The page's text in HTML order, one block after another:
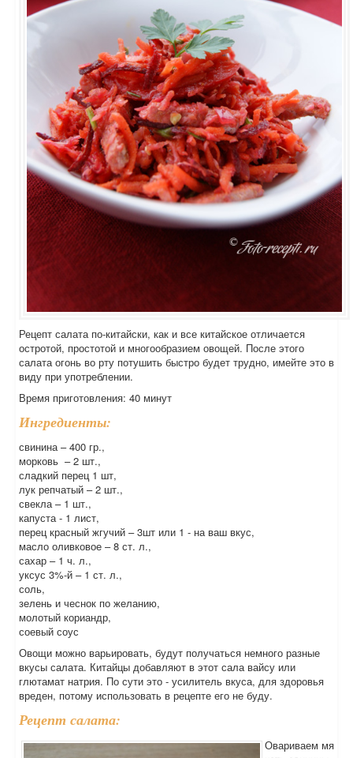
Рецепт салата по-китайски, как и все китайское отличается
остротой, простотой и многообразием овощей. После этого
салата огонь во рту потушить быстро будет трудно, имейте это в
виду при употреблении.
Время приготовления: 40 минут
Ингредиенты:
свинина – 400 гр.,
морковь – 2 шт.,
сладкий перец 1 шт,
лук репчатый – 2 шт.,
свекла – 1 шт.,
капуста - 1 лист,
перец красный жгучий – 3шт или 1 - на ваш вкус,
масло оливковое – 8 ст. л.,
сахар – 1 ч. л.,
уксус 3%-й – 1 ст. л.,
соль,
зелень и чеснок по желанию,
молотый кориандр,
соевый соус
Овощи можно варьировать, будут получаться немного разные
вкусы салата. Китайцы добавляют в этот сала вайсу или
глютамат натрия. По сути это - усилитель вкуса, для здоровья
вреден, потому использовать в рецепте его не буду.
Рецепт салата:
Овариваем мя